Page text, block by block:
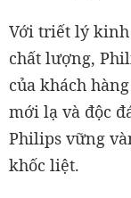
Với triết lý kinh
chất lượng,
của khách
mới lạ và độc
Philips vững
khốc liệt.